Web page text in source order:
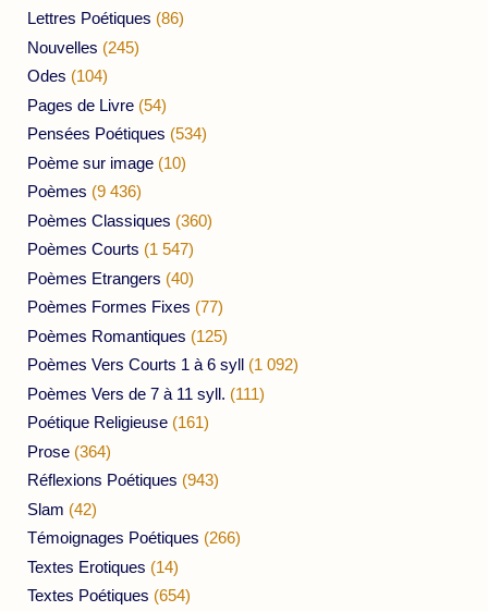
Lettres Poétiques (86)
Nouvelles (245)
Odes (104)
Pages de Livre (54)
Pensées Poétiques (534)
Poème sur image (10)
Poèmes (9 436)
Poèmes Classiques (360)
Poèmes Courts (1 547)
Poèmes Etrangers (40)
Poèmes Formes Fixes (77)
Poèmes Romantiques (125)
Poèmes Vers Courts 1 à 6 syll (1 092)
Poèmes Vers de 7 à 11 syll. (111)
Poétique Religieuse (161)
Prose (364)
Réflexions Poétiques (943)
Slam (42)
Témoignages Poétiques (266)
Textes Erotiques (14)
Textes Poétiques (654)